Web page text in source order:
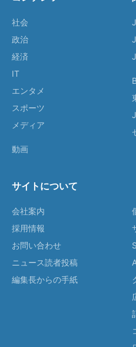
社会
政治
経済
IT
エンタメ
スポーツ
メディア
動画
サイトについて
会社案内
採用情報
お問い合わせ
ニュース読者投稿
編集長からの手紙